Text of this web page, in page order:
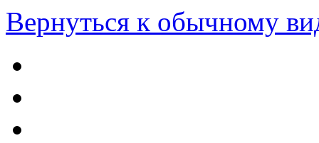
Вернуться к обычному